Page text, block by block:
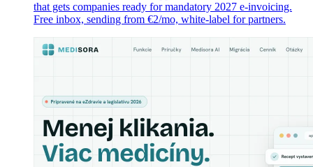
that gets companies ready for mandatory 2027 e-invoicing.
Free inbox, sending from €2/mo, white-label for partners.